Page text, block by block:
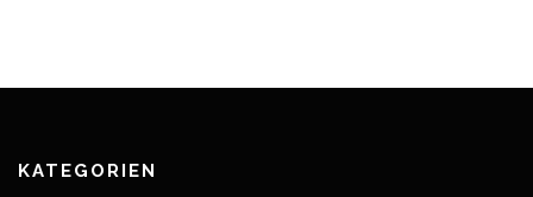
KATEGORIEN